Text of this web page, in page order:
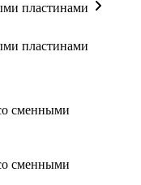
пластинами
пластинами
сменными
сменными